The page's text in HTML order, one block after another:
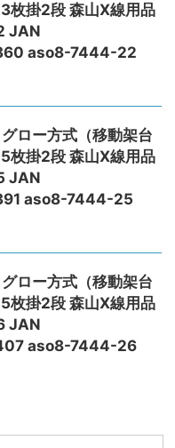
枚掛2段 森山X線用品
JAN
aso8-7444-22
ロー方式（移動架台
枚掛2段 森山X線用品
JAN
aso8-7444-25
ロー方式（移動架台
枚掛2段 森山X線用品
JAN
aso8-7444-26